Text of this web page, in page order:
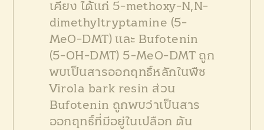
เคียง ได้แก่ 5-methoxy-N,N-
dimethyltryptamine (5-
MeO-DMT) และ Bufotenin
(5-OH-DMT) 5-MeO-DMT ถูก
พบเป็นสารออกฤทธิ์หลักในพืช
Virola bark resin ส่วน
Bufotenin ถูกพบว่าเป็นสาร
ออกฤทธิ์ที่มีอยู่ในเปลือก ต้น